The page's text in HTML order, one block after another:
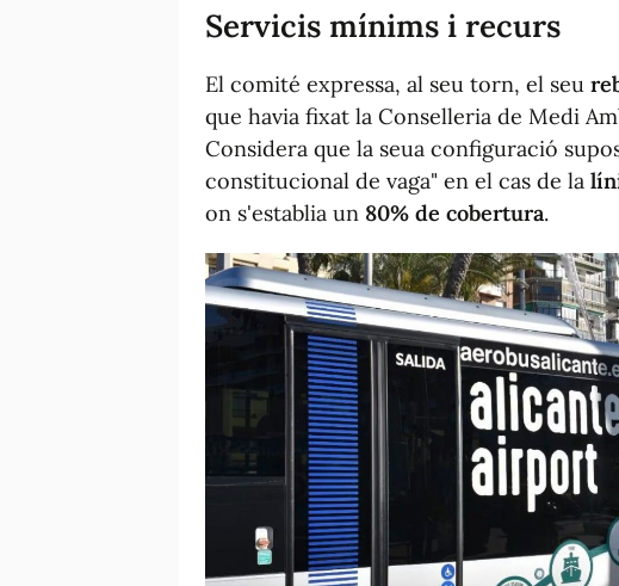
Servicis mínims i recurs
El comité expressa, al seu torn, el seu
que havia fixat la Conselleria de Medi
Considera que la seua configuració
constitucional de vaga" en el cas de la
on s'establia un 80% de cobertura.